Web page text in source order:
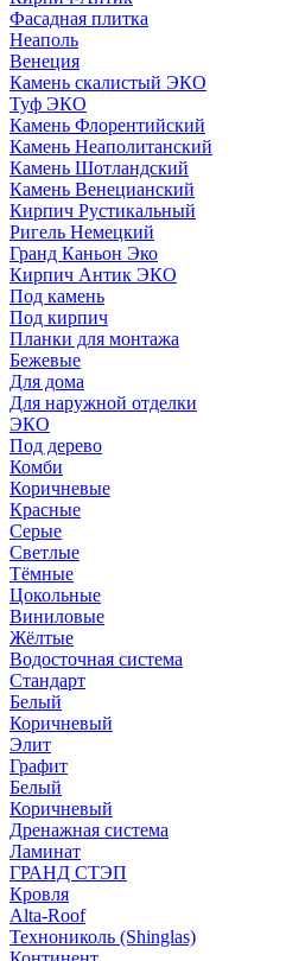
Фасадная плитка
Неаполь
Венеция
Камень скалистый ЭКО
Туф ЭКО
Камень Флорентийский
Камень Неаполитанский
Камень Шотландский
Камень Венецианский
Кирпич Рустикальный
Ригель Немецкий
Гранд Каньон Эко
Кирпич Антик ЭКО
Под камень
Под кирпич
Планки для монтажа
Бежевые
Для дома
Для наружной отделки
ЭКO
Под дерево
Комби
Коричневые
Красные
Серые
Светлые
Тёмные
Цокольные
Виниловые
Жёлтые
Водосточная система
Стандарт
Белый
Коричневый
Элит
Графит
Белый
Коричневый
Дренажная система
Ламинат
ГРАНД СТЭП
Кровля
Alta-Roof
Технониколь (Shinglas)